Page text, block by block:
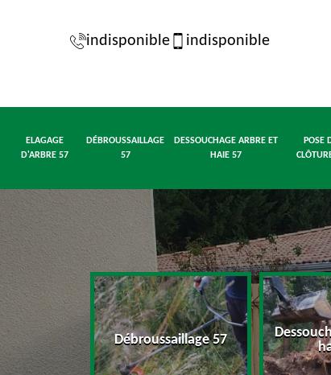
indisponible indisponible
ELAGAGE
D'ARBRE 57
DÉBROUSSAILLAGE
57
DESSOUCHAGE ARBRE ET
HAIE 57
POSE
57 Débroussaillage 57